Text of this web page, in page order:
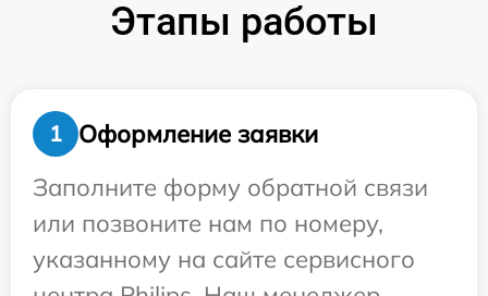
Этапы работы
1
Оформление заявки
Заполните форму обратной связи
или позвоните нам по номеру,
указанному на сайте сервисного